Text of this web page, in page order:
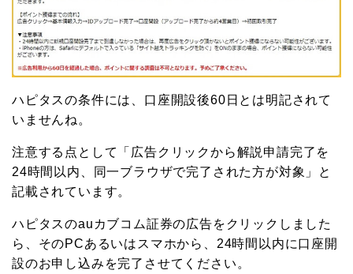
ハピタスの条件には、口座開設後60日とは明記されて
いませんね。
注意する点として「広告クリックから解説申請完了を
24時間以内、同一ブラウザで完了された方が対象」と
記載されています。
ハピタスのauカブコム証券の広告をクリックしました
ら、そのPCあるいはスマホから、24時間以内に口座開
設のお申し込みを完了させてください。